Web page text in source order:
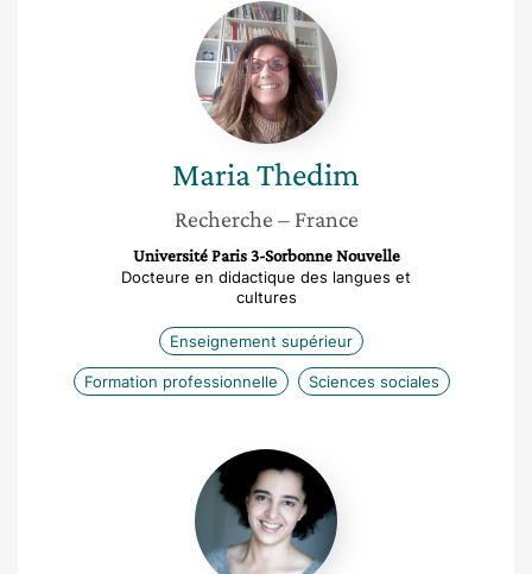
Maria
Thedim
MariaThedim
Recherche – France
Université Paris 3-Sorbonne Nouvelle
Docteure en didactique des langues et
cultures
Enseignement supérieur
Formation professionnelle Sciences sociales
Saliame
Khéloufi